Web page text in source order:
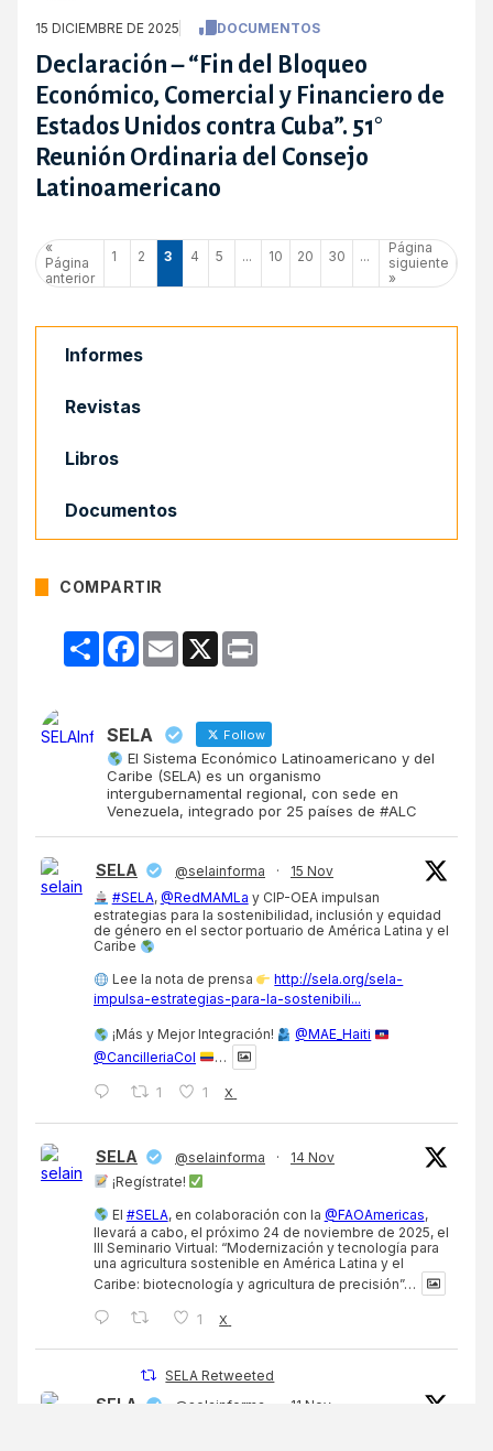
15 DICIEMBRE DE 2025 DOCUMENTOS
Declaración – “Fin del Bloqueo
Económico, Comercial y Financiero de
Estados Unidos contra Cuba”. 51°
Reunión Ordinaria del Consejo
Latinoamericano
«
Página
anterior
1 2 3 4 5 ... 10 20 30 ...
Página
siguiente
»
Informes
Revistas
Libros
Documentos
COMPARTIR
CompartirFacebook
Email X
SELA Follow
El Sistema Económico Latinoamericano y del
Caribe (SELA) es un organismo
intergubernamental regional, con sede en
Venezuela, integrado por 25 países de #ALC
SELA @selainforma ·
15 Nov
#SELA, @RedMAMLa y CIP-OEA impulsan
estrategias para la sostenibilidad, inclusión y equidad
de género en el sector portuario de América Latina y el
Caribe
Lee la nota de prensa
http://sela.org/sela-
impulsa-estrategias-para-la-sostenibili...
¡Más y Mejor Integración!
@MAE_Haiti
@CancilleriaCol
…
1 1 X
SELA @selainforma ·
14 Nov
¡Regístrate!
El #SELA, en colaboración con la @FAOAmericas,
llevará a cabo, el próximo 24 de noviembre de 2025, el
III Seminario Virtual: “Modernización y tecnología para
una agricultura sostenible en América Latina y el
Caribe: biotecnología y agricultura de precisión”…
1 X
SELA Retweeted
SELA @selainforma
11 Nov